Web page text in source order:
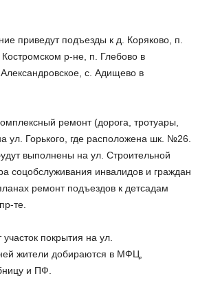
приведут подъезды к д. Коряково, п.
р-не, п. Глебово в
с. Адищево в
ремонт (дорога, тротуары,
ул. Горького, где расположена шк. №26.
выполнены на ул. Строительной
соцобслуживания инвалидов и граждан
ремонт подъездов к детсадам
те.
покрытия на ул.
жители добираются в МФЦ,
и ПФ.